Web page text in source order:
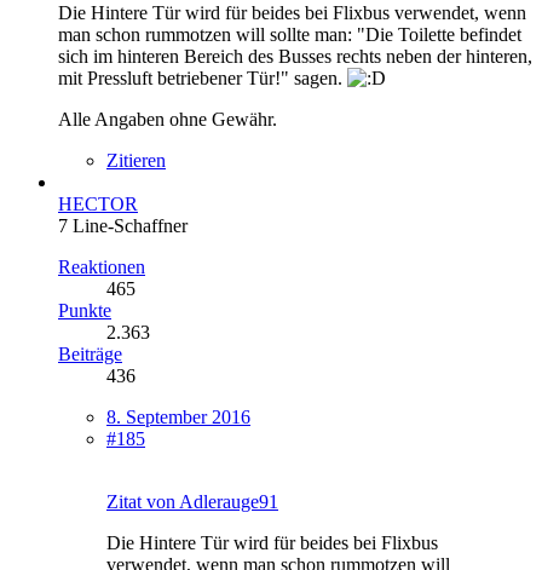
Die Hintere Tür wird für beides bei Flixbus verwendet, wenn
man schon rummotzen will sollte man: "Die Toilette befindet
sich im hinteren Bereich des Busses rechts neben der hinteren,
mit Pressluft betriebener Tür!" sagen.
Alle Angaben ohne Gewähr.
Zitieren
HECTOR
7 Line-Schaffner
Reaktionen
465
Punkte
2.363
Beiträge
436
8. September 2016
#185
Zitat von Adlerauge91
Die Hintere Tür wird für beides bei Flixbus
verwendet, wenn man schon rummotzen will